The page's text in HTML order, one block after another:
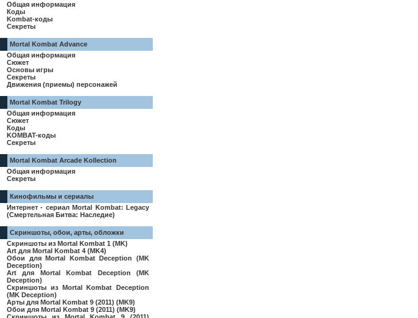
Общая информация
Коды
Kombat-коды
Секреты
Mortal Kombat Advance
Общая информация
Сюжет
Основы игры
Секреты
Движения (приемы) персонажей
Mortal Kombat Trilogy
Общая информация
Сюжет
Коды
KOMBAT-коды
Секреты
Mortal Kombat Arcade Kollection
Общая информация
Секреты
Кинофильмы и сериалы
Интернет - сериал Mortal Kombat: Legacy
(Смертельная Битва: Наследие)
Скриншоты, обои, арты, обложки
Скриншоты из Mortal Kombat 1 (MK)
Art для Mortal Kombat 4 (MK4)
Обои для Mortal Kombat Deception (MK
Deception)
Art для Mortal Kombat Deception (MK
Deception)
Скриншоты из Mortal Kombat Deception
(MK Deception)
Арты для Mortal Kombat 9 (2011) (MK9)
Обои для Mortal Kombat 9 (2011) (MK9)